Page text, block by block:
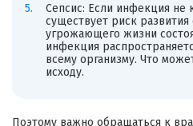
Сепсис: Если инфекция не
существует риск
угрожающего жизни
инфекция
всему организму. Что
исходу.
Поэтому важно обращаться к